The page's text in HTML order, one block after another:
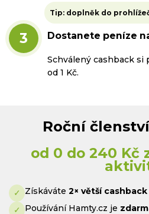
Tip: doplněk do
3 Dostanete peníze
Schválený cashback si
od 1 Kč.
Roční
od 0 do 240 Kč
Získáváte 2× větší cashback
Používání Hamty.cz je